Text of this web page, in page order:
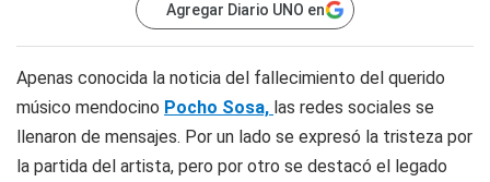
Agregar Diario UNO en
Apenas conocida la noticia del fallecimiento del querido
músico mendocino Pocho Sosa, las redes sociales se
llenaron de mensajes. Por un lado se expresó la tristeza por
la partida del artista, pero por otro se destacó el legado